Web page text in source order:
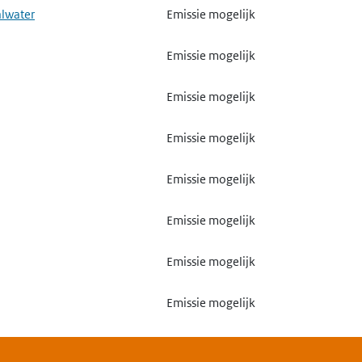
Emissie mogelijk
Emissie mogelijk
Emissie mogelijk
Emissie mogelijk
Emissie mogelijk
Emissie mogelijk
Emissie mogelijk
Emissie mogelijk